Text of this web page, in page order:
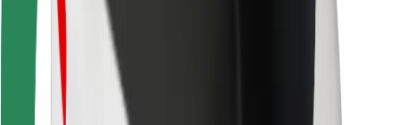
Міські рішення
Аеропорти
Зарядні станції Bolt
Підтримка